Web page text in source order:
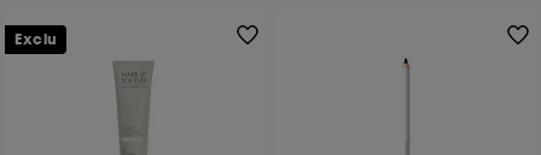
Exclu